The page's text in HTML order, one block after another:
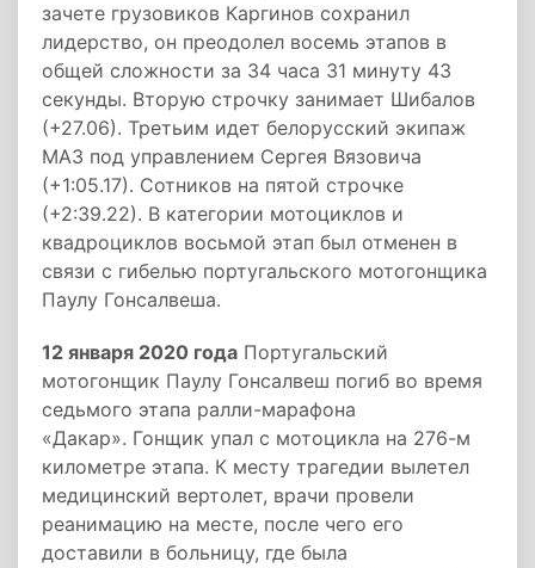
зачете грузовиков Каргинов сохранил
лидерство, он преодолел восемь этапов в
общей сложности за 34 часа 31 минуту 43
секунды. Вторую строчку занимает Шибалов
(+27.06). Третьим идет белорусский экипаж
МАЗ под управлением Сергея Вязовича
(+1:05.17). Сотников на пятой строчке
(+2:39.22). В категории мотоциклов и
квадроциклов восьмой этап был отменен в
связи с гибелью португальского мотогонщика
Паулу Гонсалвеша.
12 января 2020 года Португальский
мотогонщик Паулу Гонсалвеш погиб во время
седьмого этапа ралли-марафона
«Дакар». Гонщик упал с мотоцикла на 276-м
километре этапа. К месту трагедии вылетел
медицинский вертолет, врачи провели
реанимацию на месте, после чего его
доставили в больницу, где была